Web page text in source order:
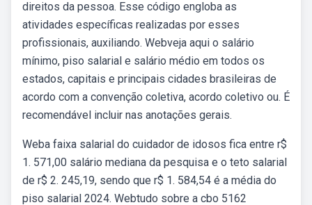
direitos da pessoa. Esse código engloba as
atividades específicas realizadas por esses
profissionais, auxiliando. Webveja aqui o salário
mínimo, piso salarial e salário médio em todos os
estados, capitais e principais cidades brasileiras de
acordo com a convenção coletiva, acordo coletivo ou. É
recomendável incluir nas anotações gerais.
Weba faixa salarial do cuidador de idosos fica entre r$
1. 571,00 salário mediana da pesquisa e o teto salarial
de r$ 2. 245,19, sendo que r$ 1. 584,54 é a média do
piso salarial 2024. Webtudo sobre a cbo 5162